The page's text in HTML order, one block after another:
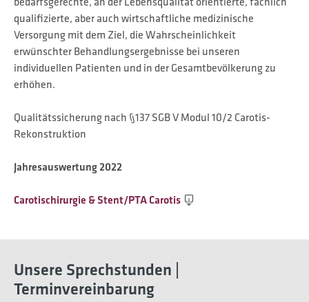
qualifizierte, aber auch wirtschaftliche medizinische
Versorgung mit dem Ziel, die Wahrscheinlichkeit
erwünschter Behandlungsergebnisse bei unseren
individuellen Patienten und in der Gesamtbevölkerung zu
erhöhen.
Qualitätssicherung nach §137 SGB V Modul 10/2 Carotis-
Rekonstruktion
Jahresauswertung 2022
Carotischirurgie & Stent/PTA Carotis
Unsere Sprechstunden |
Terminvereinbarung